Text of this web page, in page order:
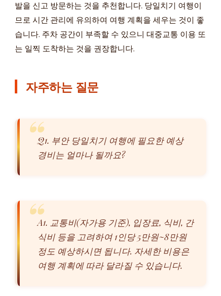
발을 신고 방문하는 것을 추천합니다. 당일치기 여행이
므로 시간 관리에 유의하여 여행 계획을 세우는 것이 좋
습니다. 주차 공간이 부족할 수 있으니 대중교통 이용 또
는 일찍 도착하는 것을 권장합니다.
자주하는 질문
Q1. 부안 당일치기 여행에 필요한 예상
경비는 얼마나 될까요?
A1. 교통비(자가용 기준), 입장료, 식비, 간
식비 등을 고려하여 1인당 5만원~8만원
정도 예상하시면 됩니다. 자세한 비용은
여행 계획에 따라 달라질 수 있습니다.